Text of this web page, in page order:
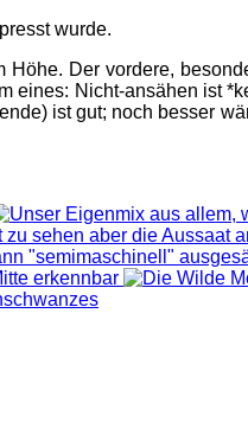
wurde.
Der vordere,
Nicht-ansähen ist
ist gut; noch besser